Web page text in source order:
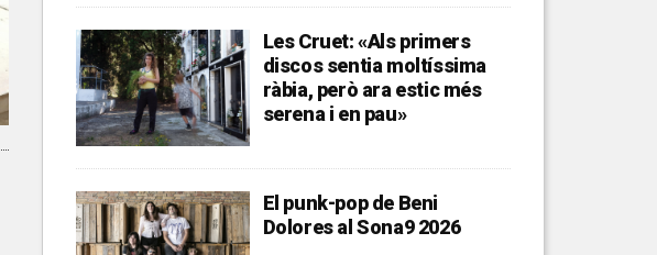
Les Cruet: «Als primers
discos sentia moltíssima
ràbia, però ara estic més
serena i en pau»
El punk-pop de Beni
Dolores al Sona9 2026